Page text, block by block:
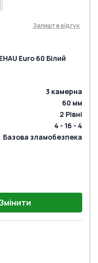
Залиште відгук
Euro 60 Білий
3 камерна
60 мм
2 Рівні
4 - 16 - 4
Базова зламобезпека